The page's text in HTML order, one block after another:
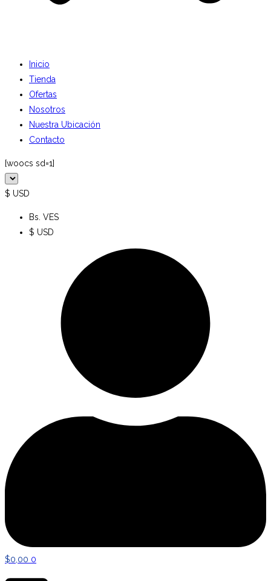
Inicio
Tienda
Ofertas
Nosotros
Nuestra Ubicación
Contacto
[woocs sd=1]
$ USD
Bs. VES
$ USD
$0,00 0